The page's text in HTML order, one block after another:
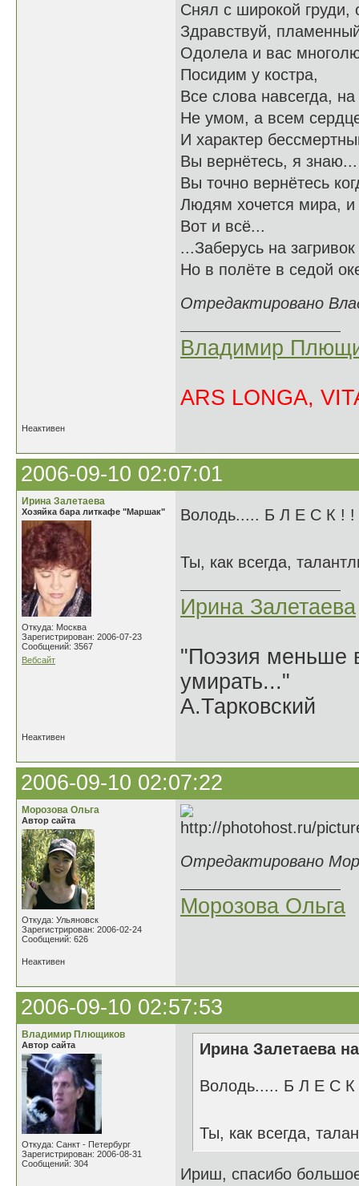
Снял с широкой груди,
Здравствуй,
Одолела и вас
Посидим у костра,
Все слова навсегда,
Не умом, а всем
И характер
Вы вернётесь, я знаю...
Вы точно вернётесь
Людям хочется мира,
Вот и всё...
...Заберусь на
Но в полёте в седой
Отредактировано
Владимир
ARS LONGA,
Неактивен
2006-09-10 02:07:01
Ирина Залетаева
Хозяйка бара литкафе "Маршак"
Откуда: Москва
Зарегистрирован: 2006-07-23
Сообщений: 3567
Вебсайт
Володь..... Б Л Е С К !
Ты, как всегда,
Ирина Залетаева
"Поэзия меньше
умирать..."
А.Тарковский
Неактивен
2006-09-10 02:07:22
Морозова Ольга
Автор сайта
Откуда: Ульяновск
Зарегистрирован: 2006-02-24
Сообщений: 626
Отредактировано
Морозова Ольга
Неактивен
2006-09-10 02:57:53
Владимир Плющиков
Автор сайта
Откуда: Санкт - Петербург
Зарегистрирован: 2006-08-31
Сообщений: 304
Ирина Залетаева
Володь..... Б Л Е С
Ты, как всегда,
Ириш, спасибо